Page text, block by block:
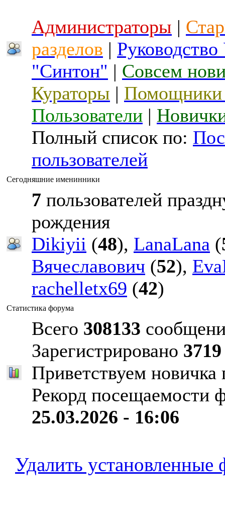
Администраторы |
разделов |
"Синтон" | Совсем
Кураторы | Помощники
Пользователи |
Полный список по:
пользователей
Сегодняшние именинники
7 пользователей
рождения
Dikiyii (48), LanaLana (
Вячеславович (52),
rachelletx69 (42)
Статистика форума
Всего 308133
Зарегистрировано 3719
Приветствуем
Рекорд посещаемости
25.03.2026 - 16:06
Удалить